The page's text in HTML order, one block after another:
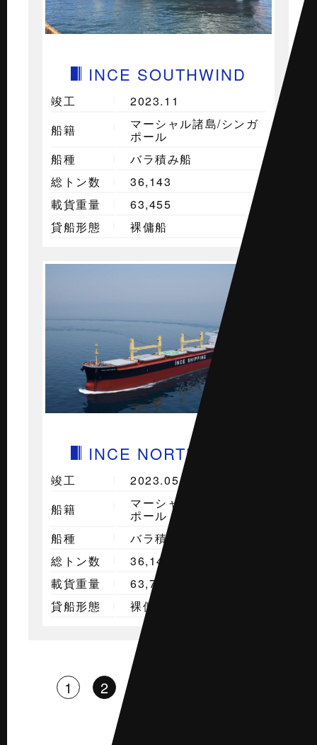
INCE SOUTHWIND
竣工
2023.11
船籍
マーシャル諸島/シンガ
ポール
船種
バラ積み船
総トン数
36,143
載貨重量
63,455
貸船形態
裸傭船
INCE NORTHWIND
竣工
2023.05
船籍
マーシャル諸島/シンガ
ポール
船種
バラ積み船
総トン数
36,140
載貨重量
63,720
貸船形態
裸傭船
1 2